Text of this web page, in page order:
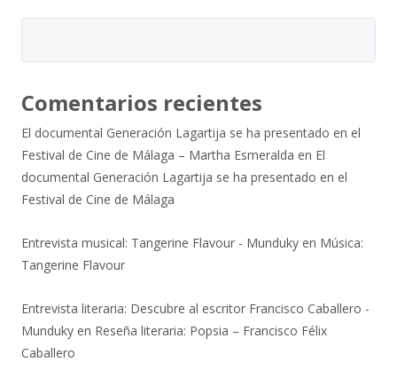
Comentarios recientes
El documental Generación Lagartija se ha presentado en el
Festival de Cine de Málaga – Martha Esmeralda en El
documental Generación Lagartija se ha presentado en el
Festival de Cine de Málaga
Entrevista musical: Tangerine Flavour - Munduky en Música:
Tangerine Flavour
Entrevista literaria: Descubre al escritor Francisco Caballero -
Munduky en Reseña literaria: Popsia – Francisco Félix
Caballero